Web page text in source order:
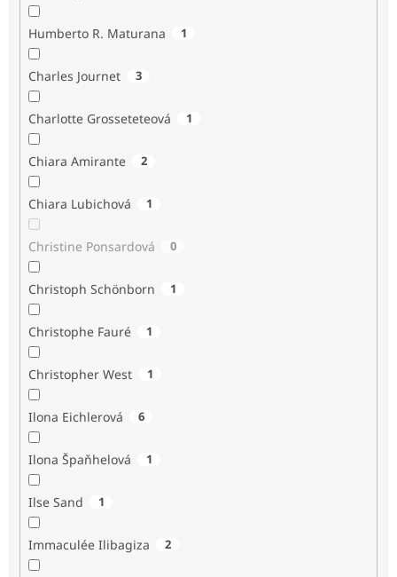
Humberto R. Maturana 1
Charles Journet 3
Charlotte Grosseteteová 1
Chiara Amirante 2
Chiara Lubichová 1
Christine Ponsardová 0
Christoph Schönborn 1
Christophe Fauré 1
Christopher West 1
Ilona Eichlerová 6
Ilona Špaňhelová 1
Ilse Sand 1
Immaculée Ilibagiza 2